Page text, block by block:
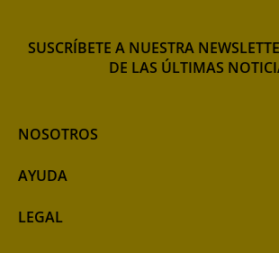
NOSOTROS
AYUDA
LEGAL
SUSCRÍBETE A NUESTRA
DE LAS ÚLTIMAS